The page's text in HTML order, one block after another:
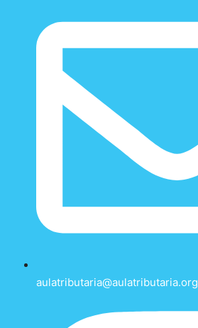
aulatributaria@aulatributaria.org